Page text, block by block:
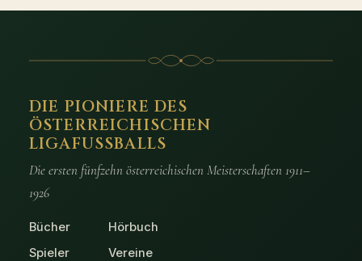
DIE PIONIERE DES
ÖSTERREICHISCHEN
LIGAFUSSBALLS
Die ersten fünfzehn österreichischen Meisterschaften 1911–
1926
Bücher
Hörbuch
Spieler
Vereine